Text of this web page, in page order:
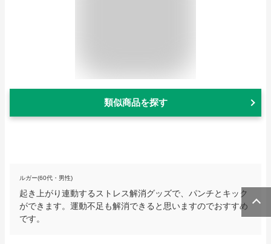
類似商品を探す
ルガー(60代・男性)
起き上がり連動するストレス解消グッズで、パンチとキック
ができます。運動不足も解消できると思いますのでおすすめ
です。